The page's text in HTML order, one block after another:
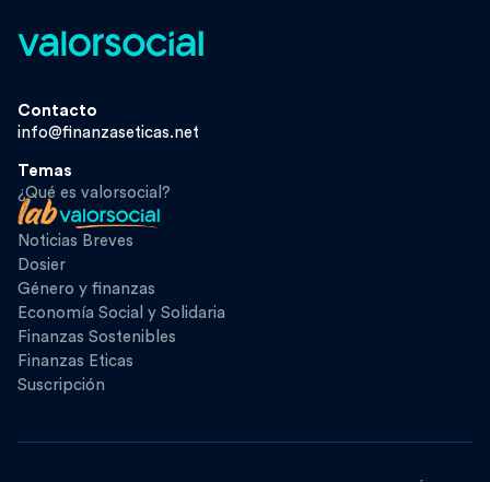
Contacto
info@finanzaseticas.net
Temas
¿Qué es valorsocial?
Noticias Breves
Dosier
Género y finanzas
Economía Social y Solidaria
Finanzas Sostenibles
Finanzas Eticas
Suscripción